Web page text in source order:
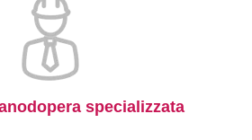
specializzata